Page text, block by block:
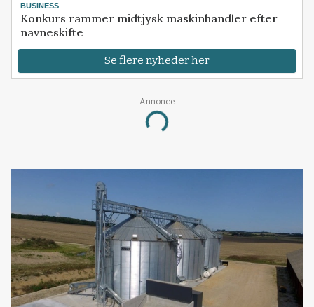
BUSINESS
Konkurs rammer midtjysk maskinhandler efter
navneskifte
Se flere nyheder her
Annonce
Loading...